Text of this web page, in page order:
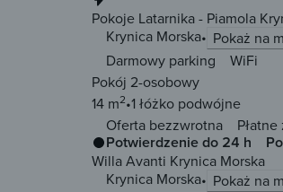
Pokoje Latarnika - Piamola
Krynica Morska
Pokaż na
Darmowy parking
WiFi
Pokój 2-osobowy
14 m2 1 łóżko podwójne
Oferta bezzwrotna
Potwierdzenie do 24 h
Willa Avanti Krynica Morska
Krynica Morska
Pokaż na